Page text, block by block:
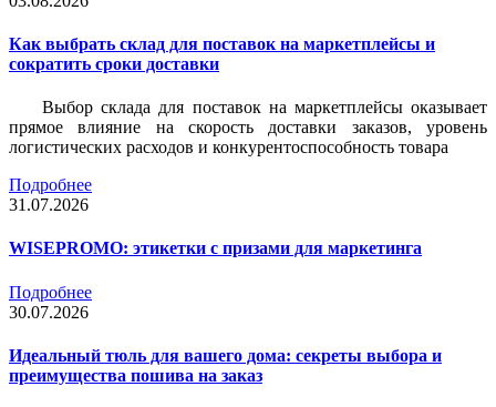
Как выбрать склад для поставок на маркетплейсы и
сократить сроки доставки
Выбор склада для поставок на маркетплейсы оказывает
прямое влияние на скорость доставки заказов, уровень
логистических расходов и конкурентоспособность товара
Подробнее
31.07.2026
WISEPROMO: этикетки с призами для маркетинга
Подробнее
30.07.2026
Идеальный тюль для вашего дома: секреты выбора и
преимущества пошива на заказ